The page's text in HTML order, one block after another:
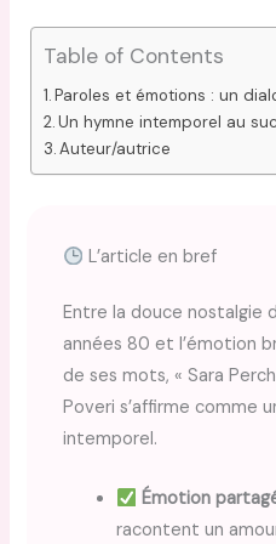
Table of Contents
Paroles et émotions : un
Un hymne intemporel au
Auteur/autrice
L’article en bref
Entre la douce nostalgie
années 80 et l’émotion
de ses mots, « Sara
Poveri s’affirme comme
intemporel.
Émotion
racontent un